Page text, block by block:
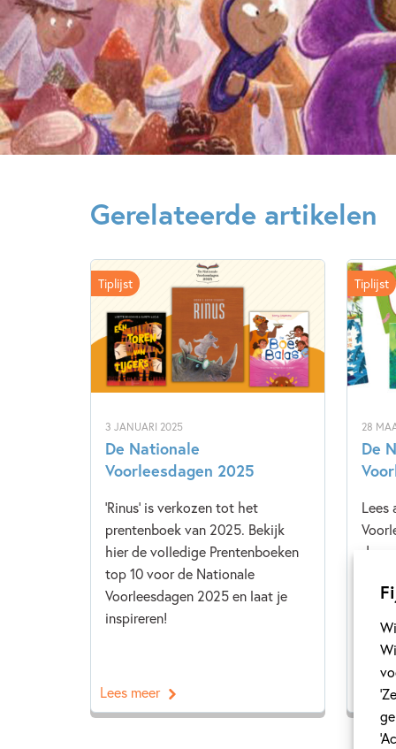
Gerelateerde artikelen
3 JANUARI 2025
De Nationale
Voorleesdagen 2025
'Rinus' is verkozen tot het
prentenboek van 2025. Bekijk
hier de volledige Prentenboeken
top 10 voor de Nationale
Voorleesdagen 2025 en laat je
inspireren!
Tiplijst
Lees meer
28
De
Lees
de
Tiplijst
Lees